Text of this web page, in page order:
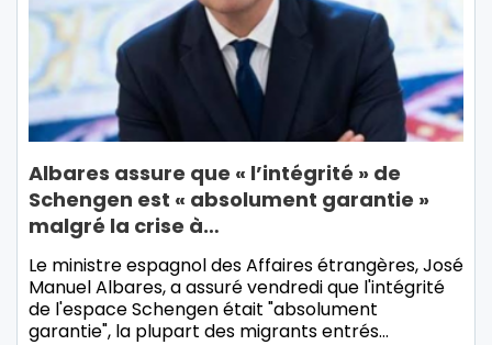
Albares assure que « l’intégrité » de
Schengen est « absolument garantie »
malgré la crise à…
Le ministre espagnol des Affaires étrangères, José
Manuel Albares, a assuré vendredi que l'intégrité
de l'espace Schengen était "absolument
garantie", la plupart des migrants entrés…